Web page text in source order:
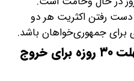
دست رفتن اکثریت هر دو
برای جمهوری‌خواهان باشد.
سناریو سوم: استفاده از مهلت ۳۰ روزه برای خروج